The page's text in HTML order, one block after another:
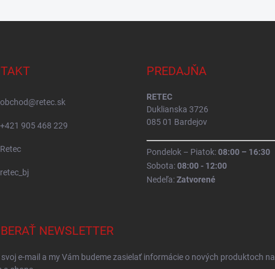
obchod@retec.sk
+421 905 468 229
Retec
retec_bj
PREDAJŇA
RETEC
Duklianska 3726
085 01 Bardejov
Pondelok – Piatok:08:00 – 16:30
Sobota:08:00 - 12:00
Nedeľa:Zatvorené
NEWSLETTER
e-mail a my Vám budeme zasielať informácie o nových produktoch na